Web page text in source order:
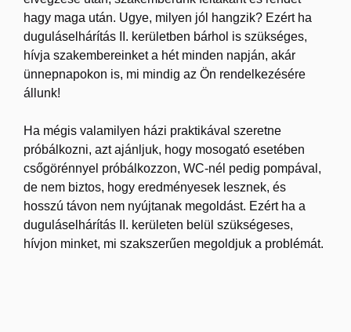
hagy maga után. Ugye, milyen jól hangzik? Ezért ha
duguláselhárítás II. kerületben bárhol is szükséges,
hívja szakembereinket a hét minden napján, akár
ünnepnapokon is, mi mindig az Ön rendelkezésére
állunk!
Ha mégis valamilyen házi praktikával szeretne
próbálkozni, azt ajánljuk, hogy mosogató esetében
csőgörénnyel próbálkozzon, WC-nél pedig pompával,
de nem biztos, hogy eredményesek lesznek, és
hosszú távon nem nyújtanak megoldást. Ezért ha a
duguláselhárítás II. kerületen belül szükségeses,
hívjon minket, mi szakszerűen megoldjuk a problémát.